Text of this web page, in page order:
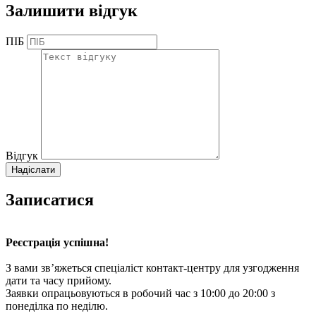
Залишити відгук
ПІБ
Відгук
Записатися
Реєстрація успішна!
З вами зв’яжеться спеціаліст контакт-центру для узгодження
дати та часу прийому.
Заявки опрацьовуються в робочий час з 10:00 до 20:00 з
понеділка по неділю.